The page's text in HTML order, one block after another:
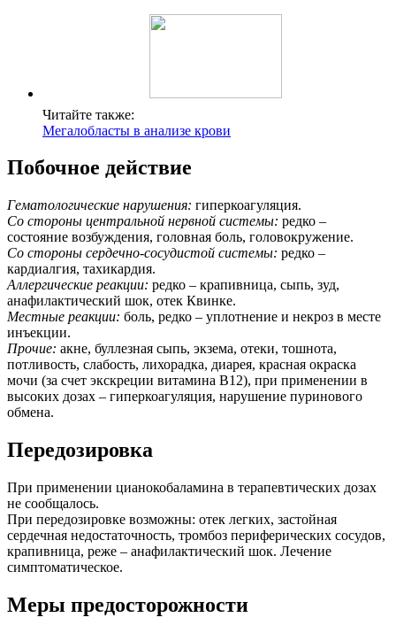
Читайте также:
Мегалобласты в анализе крови
Побочное действие
Гематологические нарушения: гиперкоагуляция.
Со стороны центральной нервной системы: редко –
состояние возбуждения, головная боль, головокружение.
Со стороны сердечно-сосудистой системы: редко –
кардиалгия, тахикардия.
Аллергические реакции: редко – крапивница, сыпь, зуд,
анафилактический шок, отек Квинке.
Местные реакции: боль, редко – уплотнение и некроз в месте
инъекции.
Прочие: акне, буллезная сыпь, экзема, отеки, тошнота,
потливость, слабость, лихорадка, диарея, красная окраска
мочи (за счет экскреции витамина В12), при применении в
высоких дозах – гиперкоагуляция, нарушение пуринового
обмена.
Передозировка
При применении цианокобаламина в терапевтических дозах
не сообщалось.
При передозировке возможны: отек легких, застойная
сердечная недостаточность, тромбоз периферических сосудов,
крапивница, реже – анафилактический шок. Лечение
симптоматическое.
Меры предосторожности